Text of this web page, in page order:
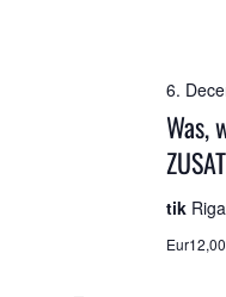
Was,
6.
tik
Eur12,00